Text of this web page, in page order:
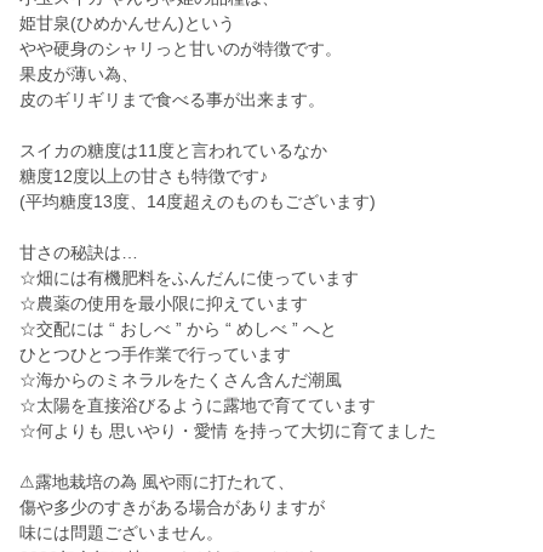
姫甘泉(ひめかんせん)という
やや硬身のシャリっと甘いのが特徴です。
果皮が薄い為、
皮のギリギリまで食べる事が出来ます。
スイカの糖度は11度と言われているなか
糖度12度以上の甘さも特徴です♪
(平均糖度13度、14度超えのものもございます)
甘さの秘訣は…
☆畑には有機肥料をふんだんに使っています
☆農薬の使用を最小限に抑えています
☆交配には “ おしべ ” から “ めしべ ” へと
ひとつひとつ手作業で行っています
☆海からのミネラルをたくさん含んだ潮風
☆太陽を直接浴びるように露地で育てています
☆何よりも 思いやり・愛情 を持って大切に育てました
⚠露地栽培の為 風や雨に打たれて、
傷や多少のすきがある場合がありますが
味には問題ございません。